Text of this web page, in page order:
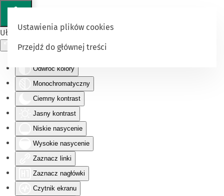
Ułatwienia dostępu
Odwróć kolory
Monochromatyczny
Ciemny kontrast
Jasny kontrast
Niskie nasycenie
Wysokie nasycenie
Zaznacz linki
Zaznacz nagłówki
Czytnik ekranu
Ustawienia plików cookies
Przejdź do głównej treści